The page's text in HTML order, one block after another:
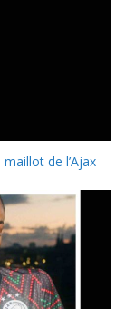
de l’Ajax